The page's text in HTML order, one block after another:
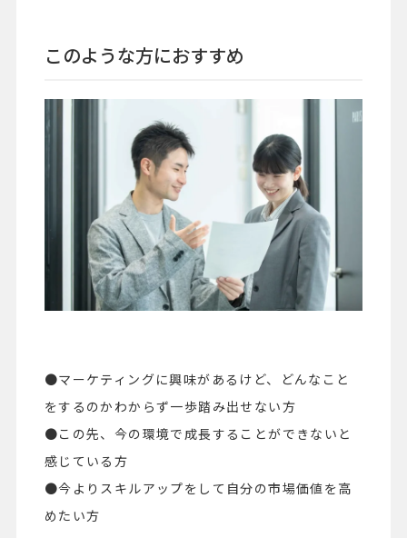
このような方におすすめ
●マーケティングに興味があるけど、どんなこと
をするのかわからず一歩踏み出せない方
●この先、今の環境で成長することができないと
感じている方
●今よりスキルアップをして自分の市場価値を高
めたい方